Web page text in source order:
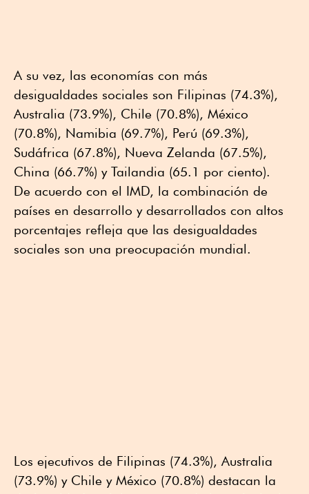
A su vez, las economías con más
desigualdades sociales son Filipinas (74.3%),
Australia (73.9%), Chile (70.8%), México
(70.8%), Namibia (69.7%), Perú (69.3%),
Sudáfrica (67.8%), Nueva Zelanda (67.5%),
China (66.7%) y Tailandia (65.1 por ciento).
De acuerdo con el IMD, la combinación de
países en desarrollo y desarrollados con altos
porcentajes refleja que las desigualdades
sociales son una preocupación mundial.
Los ejecutivos de Filipinas (74.3%), Australia
(73.9%) y Chile y México (70.8%) destacan la